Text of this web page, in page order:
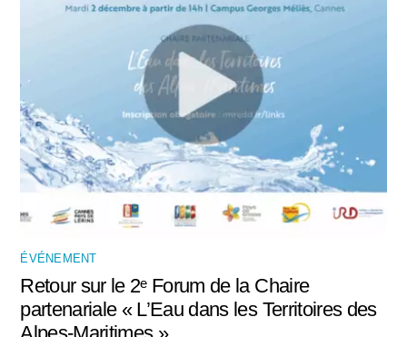
ÉVÉNEMENT
Retour sur le 2ᵉ Forum de la Chaire
partenariale « L’Eau dans les Territoires des